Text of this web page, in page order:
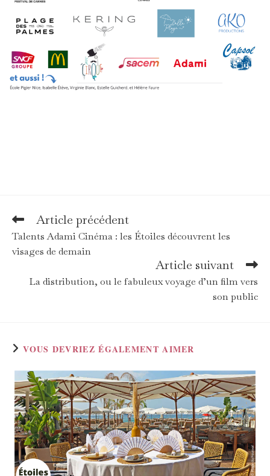
Read
more
articles
Article précédent
Talents Adami Cinéma : les Étoiles découvrent les
visages de demain
Article suivant
La distribution, ou le fabuleux voyage d’un film vers
son public
VOUS DEVRIEZ ÉGALEMENT AIMER